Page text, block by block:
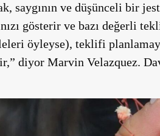
saygının ve düşünceli bir
gösterir ve bazı değerli
öyleyse), teklifi
diyor Marvin Velazquez.